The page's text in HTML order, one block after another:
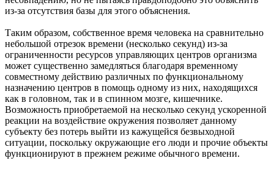
из-за отсутствия базы для этого объяснения.
Таким образом, собственное время человека на сравнительно
небольшой отрезок времени (несколько секунд) из-за
ограниченности ресурсов управляющих центров организма
может существенно замедляться благодаря временному
совместному действию различных по функциональному
назначению центров в помощь одному из них, находящихся
как в головном, так и в спинном мозге, кишечнике.
Возможность приобретаемой на несколько секунд ускоренной
реакции на воздействие окружения позволяет данному
субъекту без потерь выйти из кажущейся безвыходной
ситуации, поскольку окружающие его люди и прочие объекты
функционируют в прежнем режиме обычного времени.